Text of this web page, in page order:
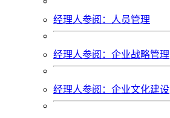
经理人参阅：人员管理
经理人参阅：企业战略管理
经理人参阅：企业文化建设